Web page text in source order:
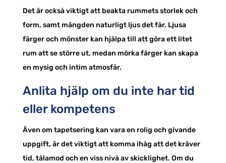
Det är också viktigt att beakta rummets storlek och
form, samt mängden naturligt ljus det får. Ljusa
färger och mönster kan hjälpa till att göra ett litet
rum att se större ut, medan mörka färger kan skapa
en mysig och intim atmosfär.
Anlita hjälp om du inte har tid
eller kompetens
Även om tapetsering kan vara en rolig och givande
uppgift, är det viktigt att komma ihåg att det kräver
tid, tålamod och en viss nivå av skicklighet. Om du